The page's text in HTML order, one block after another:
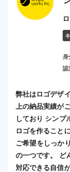
身
認
弊社はロゴデザ
上の納品実績が
しており シンプ
ロゴを作ること
ご希望をしっか
の一つです。 ど
対応できる自信